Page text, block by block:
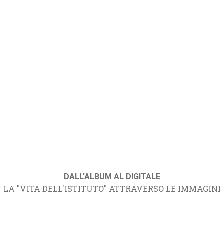
DALL'ALBUM AL DIGITALE
LA "VITA DELL'ISTITUTO" ATTRAVERSO LE IMMAGINI